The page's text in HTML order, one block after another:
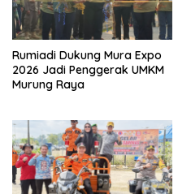
Rumiadi Dukung Mura Expo
2026 Jadi Penggerak UMKM
Murung Raya